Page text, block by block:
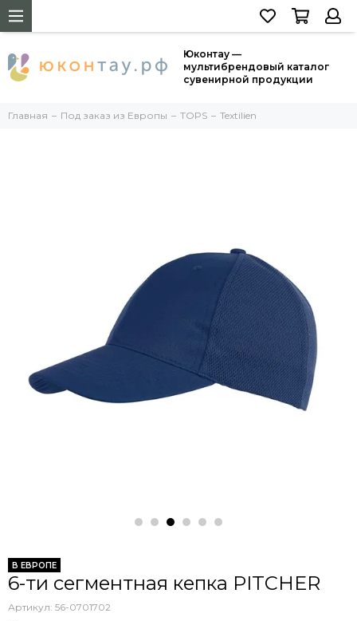
Юконтау —
мультибрендовый каталог
сувенирной продукции
Главная Под заказ из Европы TOPS Textilien
В ЕВРОПЕ
6-ти сегментная кепка PITCHER
Артикул: 56-0701702